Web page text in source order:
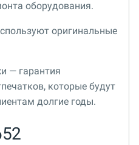
оборудования.
оригинальные
— гарантия
которые будут
долгие годы.